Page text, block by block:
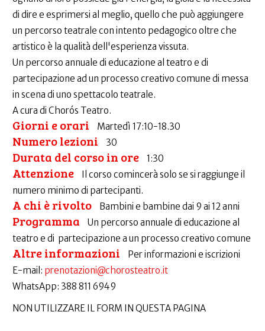
di dire e esprimersi al meglio, quello che può aggiungere
un percorso teatrale con intento pedagogico oltre che
artistico è la qualità dell'esperienza vissuta.
Un percorso annuale di educazione al teatro e di
partecipazione ad un processo creativo comune di messa
in scena di uno spettacolo teatrale.
A cura di Chorós Teatro.
Giorni e orari Martedì 17:10-18.30
Numero lezioni 30
Durata del corso in ore 1:30
Attenzione
Il corso comincerà solo se si raggiunge il
numero minimo di partecipanti.
A chi è rivolto Bambini e bambine dai 9 ai 12 anni
Programma
Un percorso annuale di educazione al
teatro e di partecipazione a un processo creativo comune
Altre informazioni
Per informazioni e iscrizioni
E-mail: prenotazioni@chorosteatro.it
WhatsApp: 388 811 6949
NON UTILIZZARE IL FORM IN QUESTA PAGINA